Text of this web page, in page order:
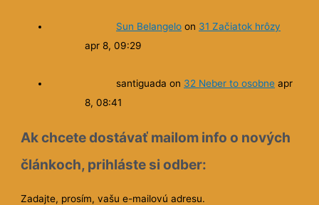
Sun Belangelo on 31 Začiatok hrôzy
apr 8, 09:29
santiguada on 32 Neber to osobne apr
8, 08:41
Ak chcete dostávať mailom info o nových
článkoch, prihláste si odber:
Zadajte, prosím, vašu e-mailovú adresu.